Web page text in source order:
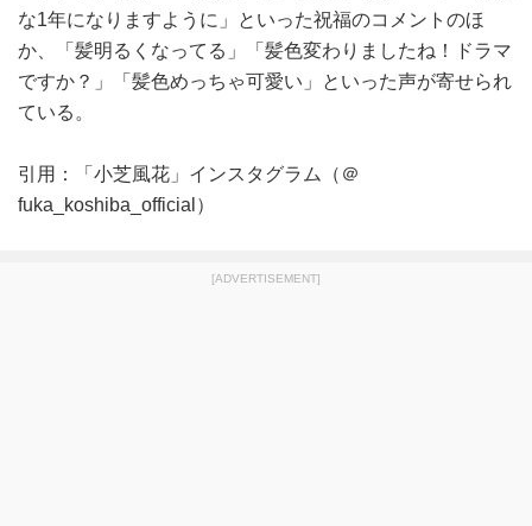
な1年になりますように」といった祝福のコメントのほ
か、「髪明るくなってる」「髪色変わりましたね！ドラマ
ですか？」「髪色めっちゃ可愛い」といった声が寄せられ
ている。
引用：「小芝風花」インスタグラム（＠
fuka_koshiba_official）
[ADVERTISEMENT]